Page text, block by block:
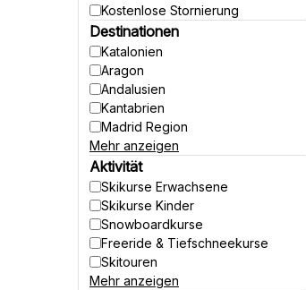
Kostenlose Stornierung
Destinationen
Katalonien
Aragon
Andalusien
Kantabrien
Madrid Region
Kastilien und León
Huesca
Mehr anzeigen
Aktivität
Skikurse Erwachsene
Skikurse Kinder
Snowboardkurse
Freeride & Tiefschneekurse
Skitouren
Langlaufkurse
Mehr anzeigen